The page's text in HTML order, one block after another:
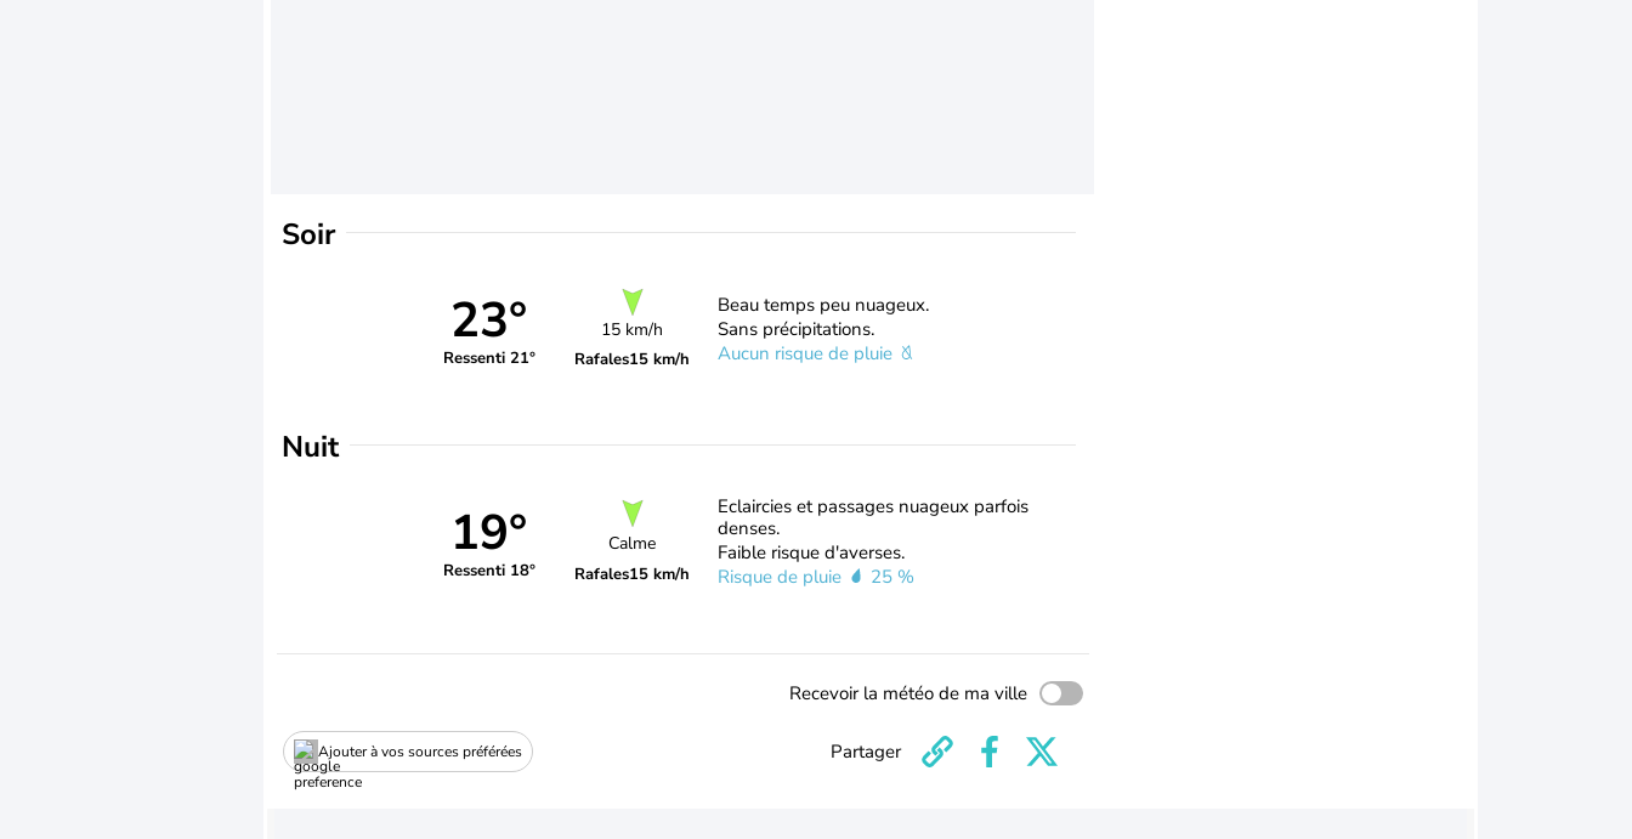
Soir
23°
Ressenti 21°
15 km/h
Rafales15 km/h
Beau temps peu nuageux.
Sans précipitations.
Aucun risque de pluie
Nuit
19°
Ressenti 18°
Calme
Rafales15 km/h
Eclaircies et passages nuageux parfois
denses.
Faible risque d'averses.
Risque de pluie
25 %
Recevoir la météo de ma ville
Ajouter à vos sources préférées Partager